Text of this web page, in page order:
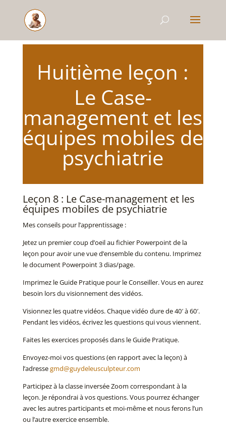
Huitième leçon :
Le Case-
management et les
équipes mobiles de
psychiatrie
Leçon 8 : Le Case-management et les
équipes mobiles de psychiatrie
Mes conseils pour l’apprentissage :
Jetez un premier coup d’oeil au fichier Powerpoint de la
leçon pour avoir une vue d’ensemble du contenu. Imprimez
le document Powerpoint 3 dias/page.
Imprimez le Guide Pratique pour le Conseiller. Vous en aurez
besoin lors du visionnement des vidéos.
Visionnez les quatre vidéos. Chaque vidéo dure de 40′ à 60′.
Pendant les vidéos, écrivez les questions qui vous viennent.
Faites les exercices proposés dans le Guide Pratique.
Envoyez-moi vos questions (en rapport avec la leçon) à
l’adressegmd@guydeleusculpteur.com
Participez à la classe inversée Zoom correspondant à la
leçon. Je répondrai à vos questions. Vous pourrez échanger
avec les autres participants et moi-même et nous ferons l’un
ou l’autre exercice ensemble.